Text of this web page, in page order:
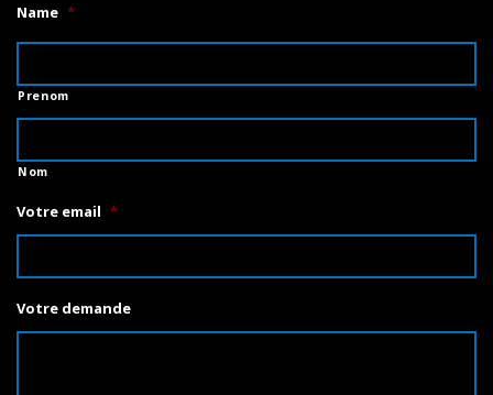
Name *
Prenom
Nom
Votre email *
Votre demande